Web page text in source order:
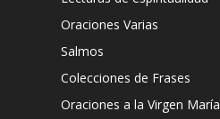
Oraciones Varias
Salmos
Colecciones de Frases
Oraciones a la Virgen María